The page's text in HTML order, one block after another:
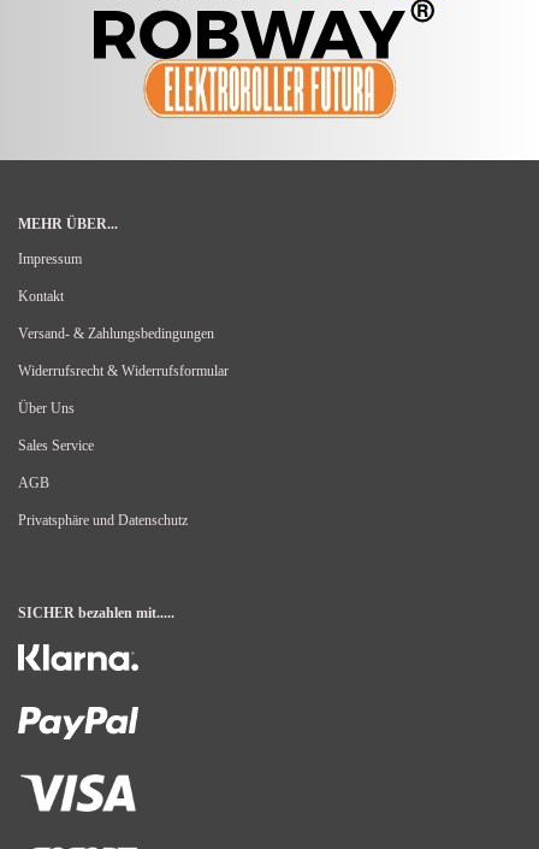
MEHR ÜBER...
Impressum
Kontakt
Versand- & Zahlungsbedingungen
Widerrufsrecht & Widerrufsformular
Über Uns
Sales Service
AGB
Privatsphäre und Datenschutz
SICHER bezahlen mit.....